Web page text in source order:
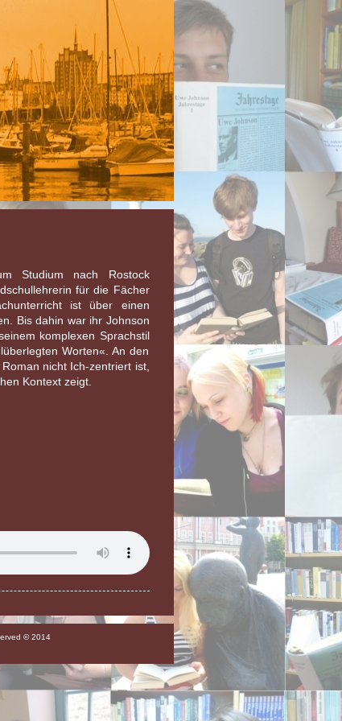
Studium nach Rostock
für die Fächer
ist über einen
Bis dahin war ihr Johnson
komplexen Sprachstil
Worten«. An den
nicht Ich-zentriert ist,
Kontext zeigt.
© 2014